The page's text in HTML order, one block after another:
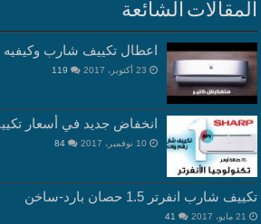
المقالات الشائعة
اعطال تكييف شارب وكيفيه
23 أكتوبر، 2017 119
انخفاض جديد في أسعار تكييف
10 نوفمبر، 2017 84
تكييف شارب انفرتر 1.5 حصان بارد-ساخن
21 مايو، 2017 41